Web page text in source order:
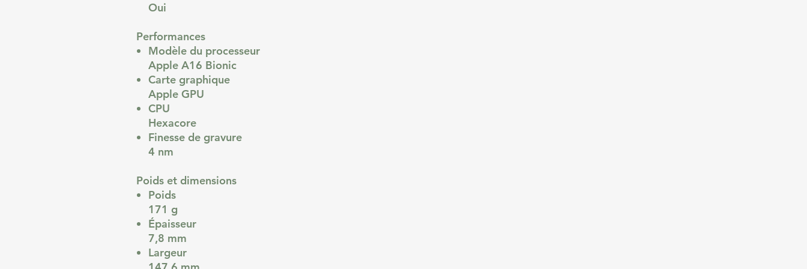
Oui
Performances
Modèle du processeur
Apple A16 Bionic
Carte graphique
Apple GPU
CPU
Hexacore
Finesse de gravure
4 nm
Poids et dimensions
Poids
171 g
Épaisseur
7,8 mm
Largeur